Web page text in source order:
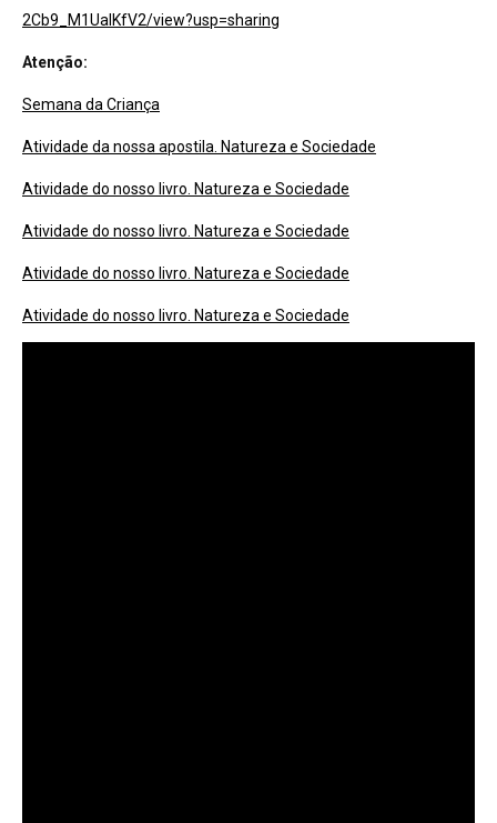
2Cb9_M1UaIKfV2/view?usp=sharing
Atenção:
Semana da Criança
Atividade da nossa apostila. Natureza e Sociedade
Atividade do nosso livro. Natureza e Sociedade
Atividade do nosso livro. Natureza e Sociedade
Atividade do nosso livro. Natureza e Sociedade
Atividade do nosso livro. Natureza e Sociedade